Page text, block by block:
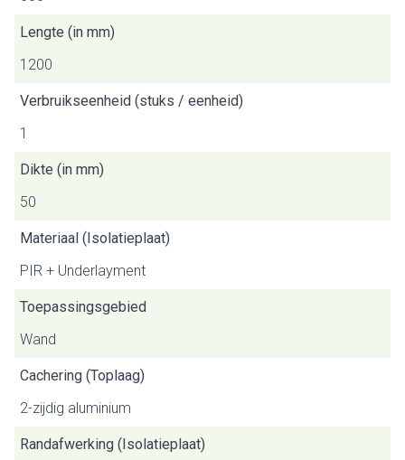
Lengte (in mm)
1200
Verbruikseenheid (stuks / eenheid)
1
Dikte (in mm)
50
Materiaal (Isolatieplaat)
PIR + Underlayment
Toepassingsgebied
Wand
Cachering (Toplaag)
2-zijdig aluminium
Randafwerking (Isolatieplaat)